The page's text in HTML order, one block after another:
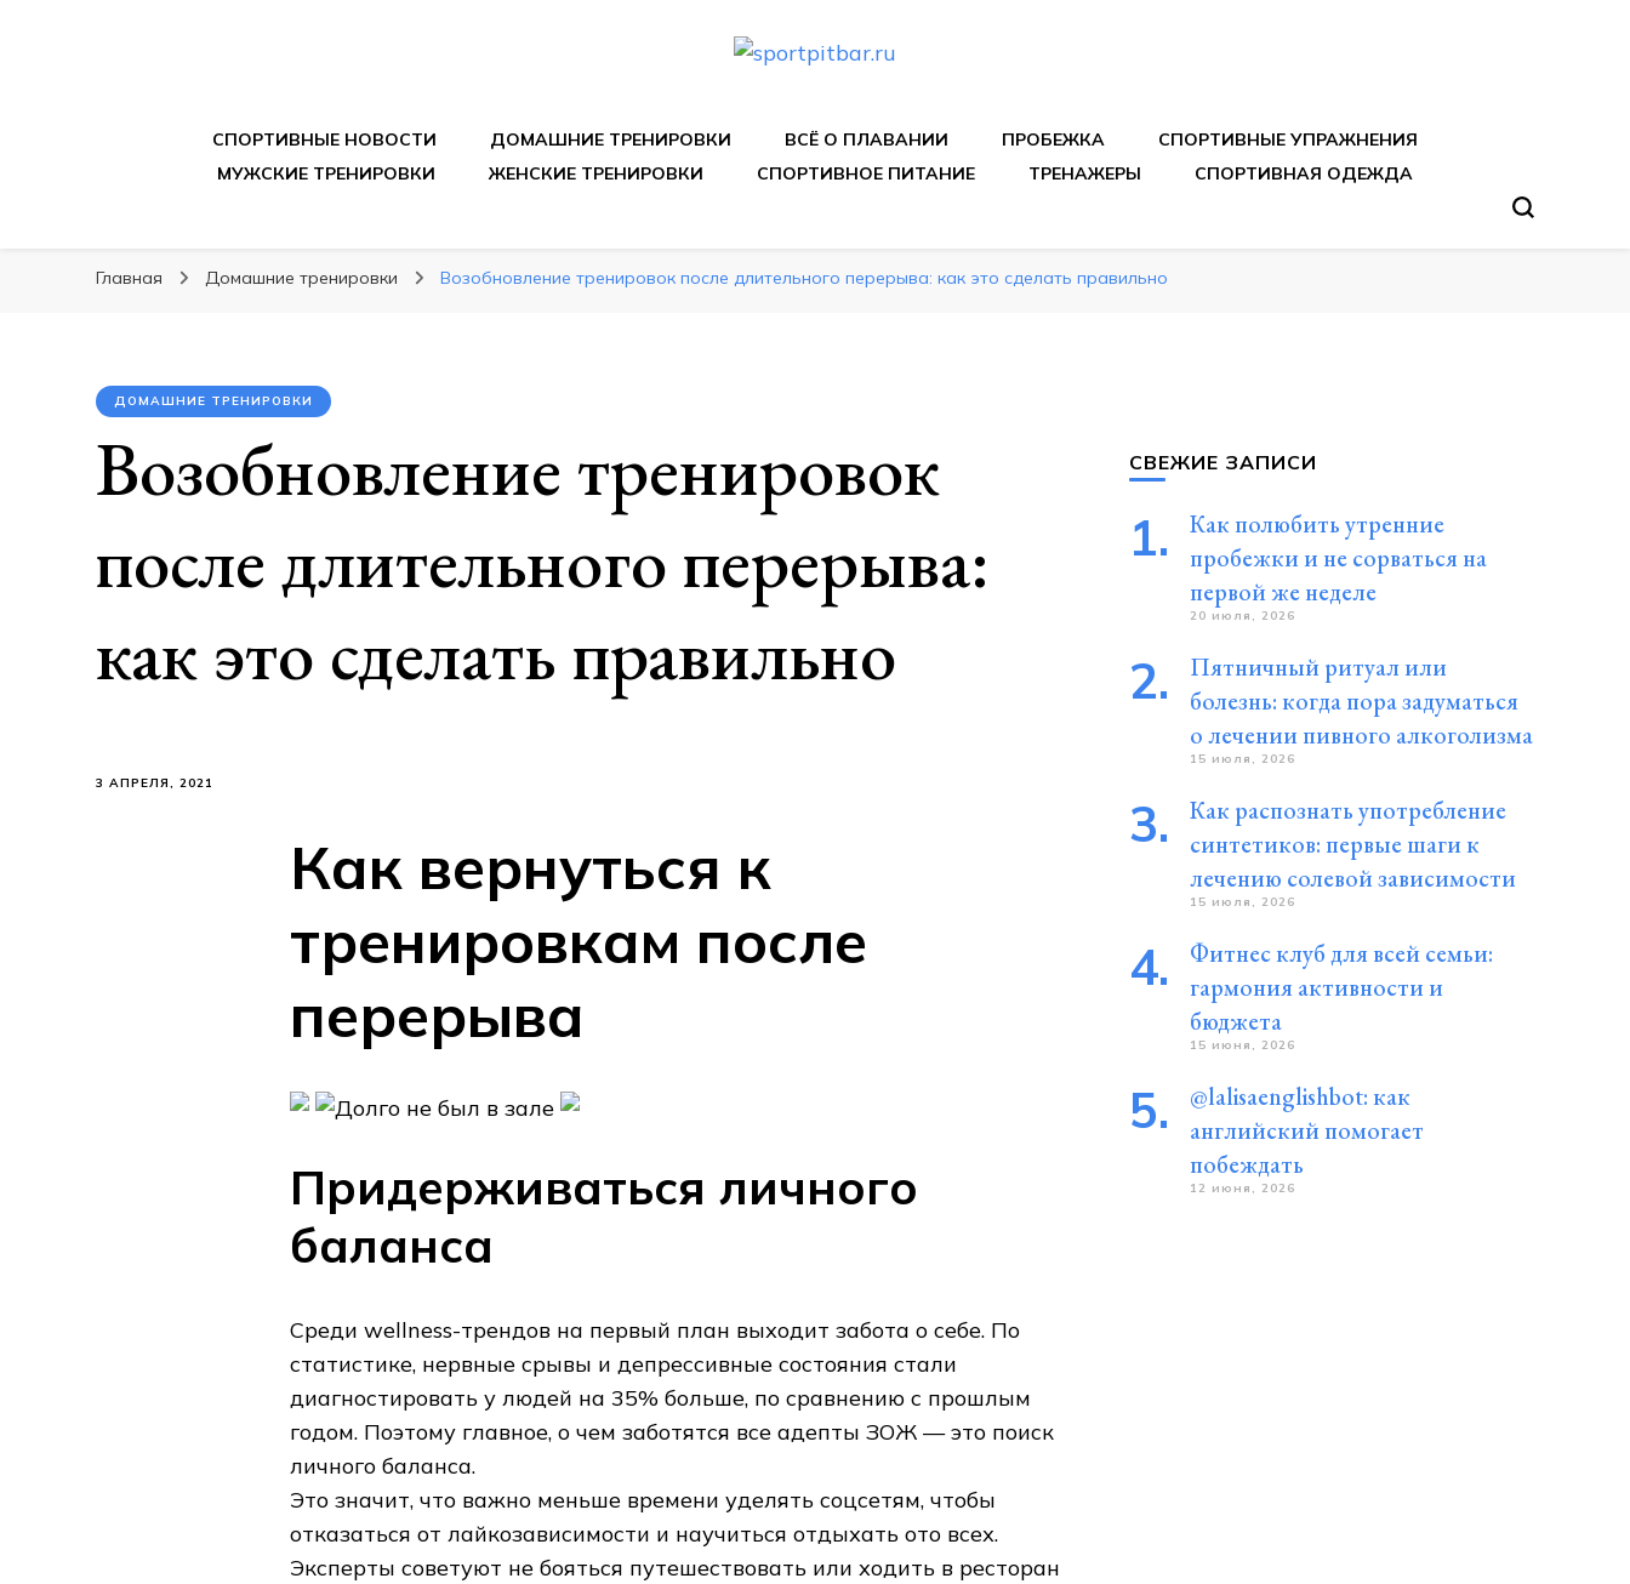
СПОРТИВНЫЕ НОВОСТИ ДОМАШНИЕ ТРЕНИРОВКИ ВСЁ О ПЛАВАНИИ ПРОБЕЖКА
СПОРТИВНЫЕ УПРАЖНЕНИЯ
МУЖСКИЕ ТРЕНИРОВКИ
ЖЕНСКИЕ ТРЕНИРОВКИ СПОРТИВНОЕ ПИТАНИЕ ТРЕНАЖЕРЫ СПОРТИВНАЯ ОДЕЖДА
Главная Домашние тренировки Возобновление тренировок после длительного перерыва: как это сделать правильно
ДОМАШНИЕ ТРЕНИРОВКИ
Возобновление тренировок
после длительного перерыва:
как это сделать правильно
3 АПРЕЛЯ, 2021
Как вернуться к
тренировкам после
перерыва
Придерживаться личного
баланса
Среди wellness-трендов на первый план выходит забота о себе. По
статистике, нервные срывы и депрессивные состояния стали
диагностировать у людей на 35% больше, по сравнению с прошлым
годом. Поэтому главное, о чем заботятся все адепты ЗОЖ — это поиск
личного баланса.
Это значит, что важно меньше времени уделять соцсетям, чтобы
отказаться от лайкозависимости и научиться отдыхать ото всех.
Эксперты советуют не бояться путешествовать или ходить в ресторан
СВЕЖИЕ ЗАПИСИ
Как полюбить утренние
пробежки и не сорваться на
первой же неделе
20 июля, 2026
Пятничный ритуал или
болезнь: когда пора задуматься
о лечении пивного алкоголизма
15 июля, 2026
Как распознать употребление
синтетиков: первые шаги к
лечению солевой зависимости
15 июля, 2026
Фитнес клуб для всей семьи:
гармония активности и
бюджета
15 июня, 2026
@lalisaenglishbot: как
английский помогает
побеждать
12 июня, 2026